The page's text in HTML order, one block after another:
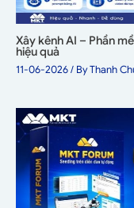
Xây kênh AI – Phần
hiệu quả
11-06-2026/ ByThanh